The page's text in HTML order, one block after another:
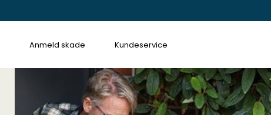
Anmeld skade Kundeservice